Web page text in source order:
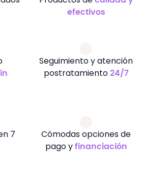
efectivos
Seguimiento y atención
postratamiento 24/7
7
Cómodas opciones de
pago y financiación